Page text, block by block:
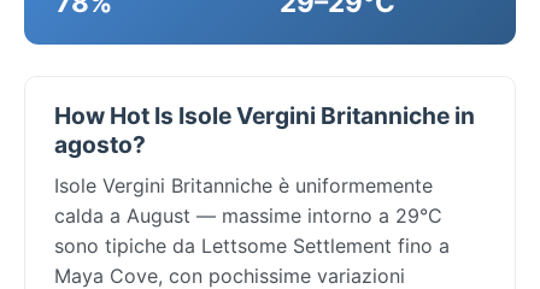
How Hot Is Isole Vergini Britanniche in
agosto?
Isole Vergini Britanniche è uniformemente
calda a August — massime intorno a 29°C
sono tipiche da Lettsome Settlement fino a
Maya Cove, con pochissime variazioni